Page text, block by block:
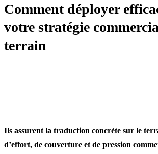
Comment déployer
votre stratégie
terrain
Ils assurent la traduction concrète sur le
d’effort, de couverture et de pression